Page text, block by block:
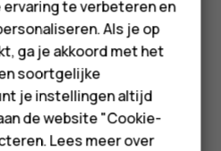
van de
weer toevoegen
app weer toevoegen aan de
te verbeteren en
Als je op
ga je akkoord met het
soortgelijke
je instellingen altijd
de website "Cookie-
Lees meer over